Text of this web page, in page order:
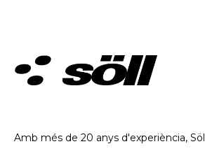
Amb més de 20 anys d'experiència,